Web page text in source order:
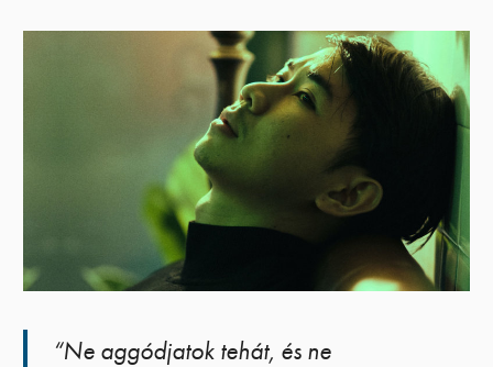
“Ne aggódjatok tehát, és ne